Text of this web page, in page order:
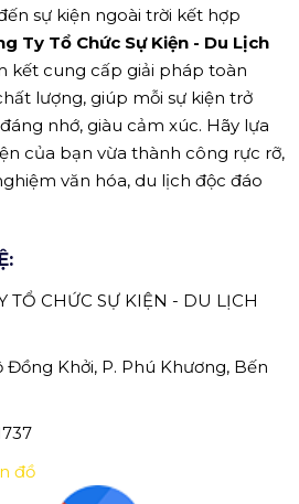
sự kiện ngoài trời kết hợp
Ty Tổ Chức Sự Kiện - Du Lịch
kết cung cấp giải pháp toàn
lượng, giúp mỗi sự kiện trở
nhớ, giàu cảm xúc. Hãy lựa
của bạn vừa thành công rực rỡ,
văn hóa, du lịch độc đáo
TỔ CHỨC SỰ KIỆN - DU LỊCH
Đồng Khởi, P. Phú Khương, Bến
đồ